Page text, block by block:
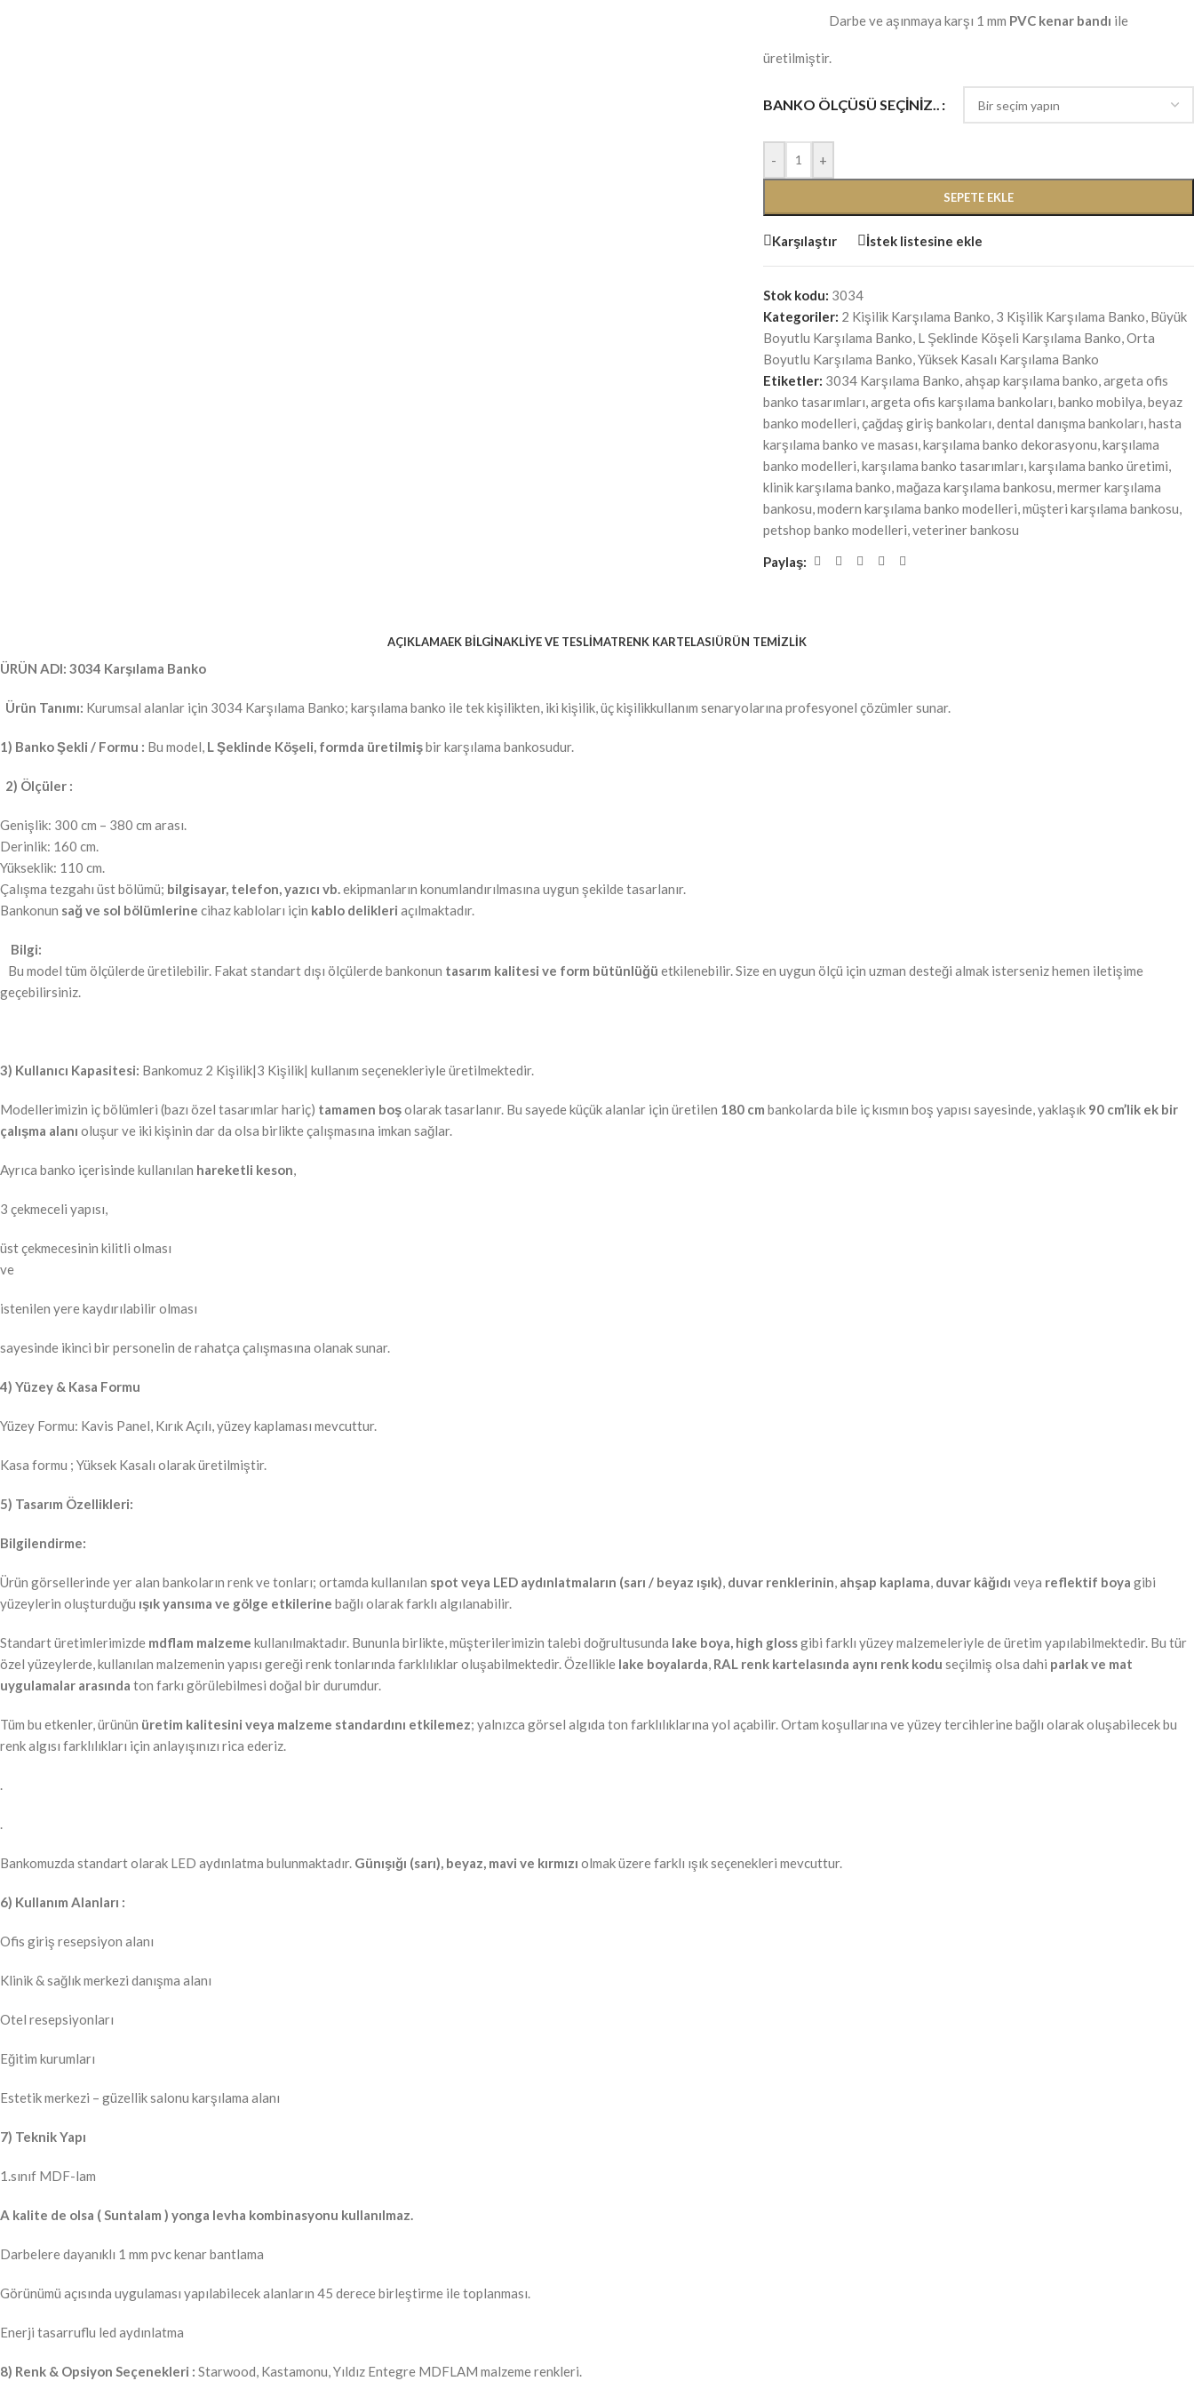
Darbe ve aşınmaya karşı 1 mm PVC kenar bandı ile
üretilmiştir.
BANKO ÖLÇÜSÜ SEÇINIZ..
- +
SEPETE EKLE
Karşılaştır İstek listesine ekle
Stok kodu: 3034
Kategoriler: 2 Kişilik Karşılama Banko, 3 Kişilik Karşılama Banko, Büyük
Boyutlu Karşılama Banko, L Şeklinde Köşeli Karşılama Banko,Orta
Boyutlu Karşılama Banko,Yüksek Kasalı Karşılama Banko
Etiketler: 3034 Karşılama Banko,ahşap karşılama banko,argeta ofis
banko tasarımları,argeta ofis karşılama bankoları,banko mobilya,beyaz
banko modelleri,çağdaş giriş bankoları,dental danışma bankoları,hasta
karşılama banko ve masası,karşılama banko dekorasyonu,karşılama
banko modelleri,karşılama banko tasarımları,karşılama banko üretimi,
klinik karşılama banko,mağaza karşılama bankosu,mermer karşılama
bankosu,modern karşılama banko modelleri,müşteri karşılama bankosu,
petshop banko modelleri,veteriner bankosu
Paylaş:
AÇIKLAMAEK BILGINAKLİYE VE TESLİMATRENK KARTELASIÜRÜN TEMİZLİK
ÜRÜN ADI: 3034 Karşılama Banko
Ürün Tanımı: Kurumsal alanlar için 3034 Karşılama Banko; karşılama banko ile tek kişilikten, iki kişilik, üç kişilikkullanım senaryolarına profesyonel çözümler sunar.
1) Banko Şekli / Formu : Bu model, L Şeklinde Köşeli, formda üretilmişbir karşılama bankosudur.
2) Ölçüler :
Genişlik: 300 cm – 380 cm arası.
Derinlik: 160 cm.
Yükseklik: 110 cm.
Çalışma tezgahı üst bölümü; bilgisayar, telefon, yazıcı vb.ekipmanların konumlandırılmasına uygun şekilde tasarlanır.
Bankonun sağ ve sol bölümlerine cihaz kabloları için kablo delikleri açılmaktadır.
Bilgi:
Bu model tüm ölçülerde üretilebilir. Fakat standart dışı ölçülerde bankonun tasarım kalitesi ve form bütünlüğü etkilenebilir. Size en uygun ölçü için uzman desteği almak isterseniz hemen iletişime
geçebilirsiniz.
3) Kullanıcı Kapasitesi: Bankomuz 2 Kişilik|3 Kişilik| kullanım seçenekleriyle üretilmektedir.
Modellerimizin iç bölümleri (bazı özel tasarımlar hariç) tamamen boşolarak tasarlanır. Bu sayede küçük alanlar için üretilen 180 cm bankolarda bile iç kısmın boş yapısı sayesinde, yaklaşık 90 cm’lik ek bir
çalışma alanı oluşur ve iki kişinin dar da olsa birlikte çalışmasına imkan sağlar.
Ayrıca banko içerisinde kullanılan hareketli keson,
3 çekmeceli yapısı,
üst çekmecesinin kilitli olması
ve
istenilen yere kaydırılabilir olması
sayesinde ikinci bir personelin de rahatça çalışmasına olanak sunar.
4) Yüzey & Kasa Formu
Yüzey Formu: Kavis Panel, Kırık Açılı, yüzey kaplaması mevcuttur.
Kasa formu ; Yüksek Kasalı olarak üretilmiştir.
5) Tasarım Özellikleri:
Bilgilendirme:
Ürün görsellerinde yer alan bankoların renk ve tonları; ortamda kullanılan spot veya LED aydınlatmaların (sarı / beyaz ışık), duvar renklerinin, ahşap kaplama, duvar kâğıdı veya reflektif boya gibi
yüzeylerin oluşturduğu ışık yansıma ve gölge etkilerine bağlı olarak farklı algılanabilir.
Standart üretimlerimizde mdflam malzeme kullanılmaktadır. Bununla birlikte, müşterilerimizin talebi doğrultusunda lake boya, high glossgibi farklı yüzey malzemeleriyle de üretim yapılabilmektedir. Bu tür
özel yüzeylerde, kullanılan malzemenin yapısı gereği renk tonlarında farklılıklar oluşabilmektedir. Özellikle lake boyalarda, RAL renk kartelasında aynı renk kodu seçilmiş olsa dahi parlak ve mat
uygulamalar arasında ton farkı görülebilmesi doğal bir durumdur.
Tüm bu etkenler, ürünün üretim kalitesini veya malzeme standardını etkilemez; yalnızca görsel algıda ton farklılıklarına yol açabilir. Ortam koşullarına ve yüzey tercihlerine bağlı olarak oluşabilecek bu
renk algısı farklılıkları için anlayışınızı rica ederiz.
.
.
Bankomuzda standart olarak LED aydınlatma bulunmaktadır. Günışığı (sarı), beyaz, mavi ve kırmızı olmak üzere farklı ışık seçenekleri mevcuttur.
6) Kullanım Alanları :
Ofis giriş resepsiyon alanı
Klinik & sağlık merkezi danışma alanı
Otel resepsiyonları
Eğitim kurumları
Estetik merkezi – güzellik salonu karşılama alanı
7) Teknik Yapı
1.sınıf MDF-lam
A kalite de olsa ( Suntalam ) yonga levha kombinasyonu kullanılmaz.
Darbelere dayanıklı 1 mm pvc kenar bantlama
Görünümü açısında uygulaması yapılabilecek alanların 45 derece birleştirme ile toplanması.
Enerji tasarruflu led aydınlatma
8) Renk & Opsiyon Seçenekleri : Starwood, Kastamonu, Yıldız Entegre MDFLAM malzeme renkleri.